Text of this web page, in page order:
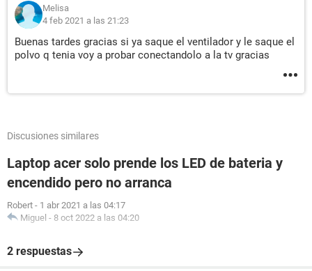
Melisa
4 feb 2021 a las 21:23
Buenas tardes gracias si ya saque el ventilador y le saque el
polvo q tenia voy a probar conectandolo a la tv gracias
Discusiones similares
Laptop acer solo prende los LED de bateria y
encendido pero no arranca
Robert - 1 abr 2021 a las 04:17
Miguel - 8 oct 2022 a las 04:20
2 respuestas